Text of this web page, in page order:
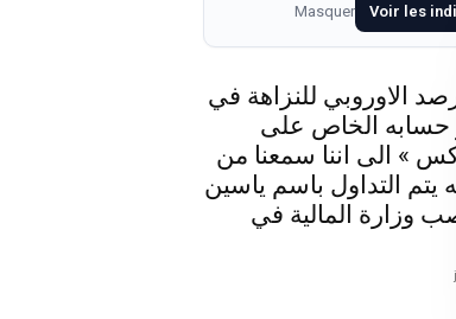
Voir les
Masquer
الاوروبي للنزاهة في
حسابه الخاص على
» الى اننا سمعنا من
يتم التداول باسم ياسين
وزارة المالية في